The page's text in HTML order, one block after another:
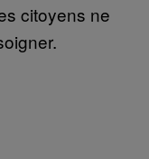
citoyens ne